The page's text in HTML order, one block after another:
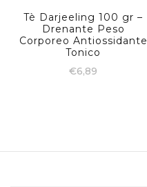
Tè Darjeeling 100 gr –
Drenante Peso
Corporeo Antiossidante
Tonico
€6,89